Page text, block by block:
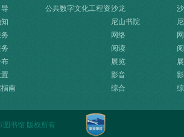
布
指南
公共数字文化工程资沙龙
尼山书院
网络
阅读
展览
影音
综合
图书馆 版权所有